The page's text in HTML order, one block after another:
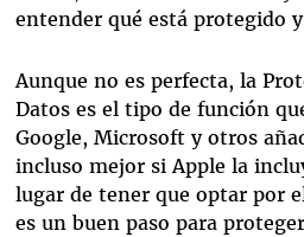
entender qué está protegido
Aunque no es perfecta, la
Datos es el tipo de función
Google, Microsoft y otros
incluso mejor si Apple la
lugar de tener que optar por
es un buen paso para